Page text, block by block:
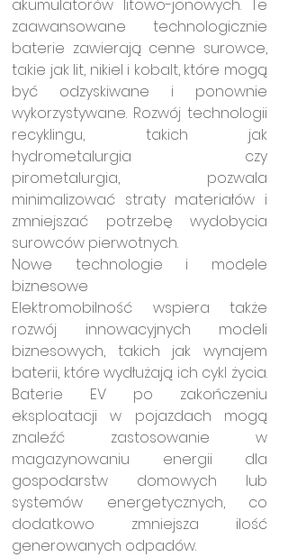
akumulatorów litowo-jonowych. Te
zaawansowane technologicznie
baterie zawierają cenne surowce,
takie jak lit, nikiel i kobalt, które mogą
być odzyskiwane i ponownie
wykorzystywane. Rozwój technologii
recyklingu, takich jak
hydrometalurgia czy
pirometalurgia, pozwala
minimalizować straty materiałów i
zmniejszać potrzebę wydobycia
surowców pierwotnych.
Nowe technologie i modele
biznesowe
Elektromobilność wspiera także
rozwój innowacyjnych modeli
biznesowych, takich jak wynajem
baterii, które wydłużają ich cykl życia.
Baterie EV po zakończeniu
eksploatacji w pojazdach mogą
znaleźć zastosowanie w
magazynowaniu energii dla
gospodarstw domowych lub
systemów energetycznych, co
dodatkowo zmniejsza ilość
generowanych odpadów.